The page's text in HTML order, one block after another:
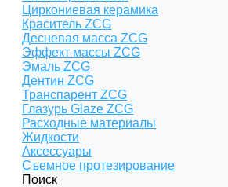
Циркониевая керамика
Краситель ZCG
Десневая масса ZCG
Эффект массы ZCG
Эмаль ZCG
Дентин ZCG
Транспарент ZCG
Глазурь Glaze ZCG
Расходные материалы
Жидкости
Аксессуары
Съемное протезирование
Поиск